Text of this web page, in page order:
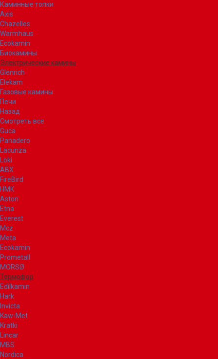
Каминные топки
Axis
Chazelles
Warmhaus
Ecokamin
Биокамины
Электрические камины
Glenrich
Elekam
Газовые камины
Печи
Назад
Смотреть все
Guca
Panadero
Lacunza
Loki
ABX
FireBird
НМК
Aston
Etna
Everest
Mcz
Meta
Ecokamin
Prometall
MORSØ
Термофор
Edilkamin
Hark
Invicta
Kaw-Met
Kratki
Lincar
MBS
Nordica